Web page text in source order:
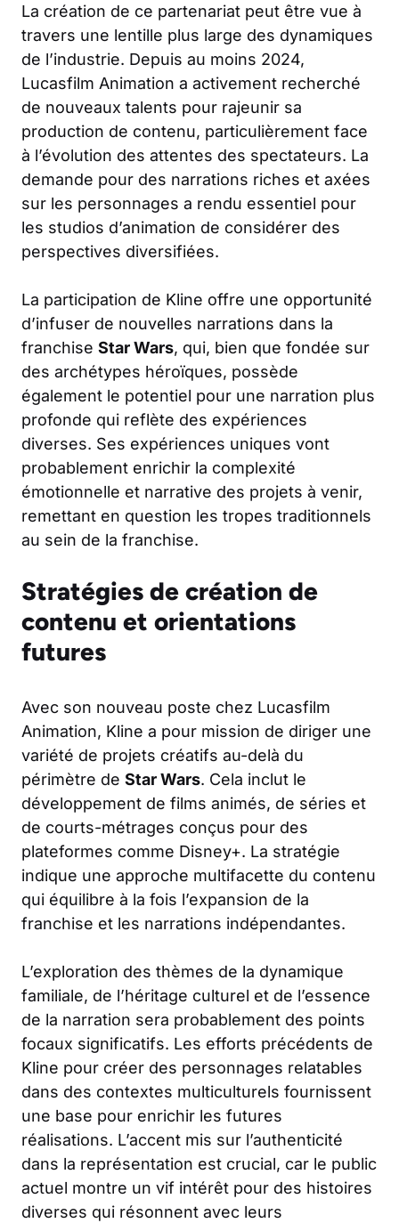
La création de ce partenariat peut être vue à
travers une lentille plus large des dynamiques
de l’industrie. Depuis au moins 2024,
Lucasfilm Animation a activement recherché
de nouveaux talents pour rajeunir sa
production de contenu, particulièrement face
à l’évolution des attentes des spectateurs. La
demande pour des narrations riches et axées
sur les personnages a rendu essentiel pour
les studios d’animation de considérer des
perspectives diversifiées.
La participation de Kline offre une opportunité
d’infuser de nouvelles narrations dans la
franchise Star Wars, qui, bien que fondée sur
des archétypes héroïques, possède
également le potentiel pour une narration plus
profonde qui reflète des expériences
diverses. Ses expériences uniques vont
probablement enrichir la complexité
émotionnelle et narrative des projets à venir,
remettant en question les tropes traditionnels
au sein de la franchise.
Stratégies de création de
contenu et orientations
futures
Avec son nouveau poste chez Lucasfilm
Animation, Kline a pour mission de diriger une
variété de projets créatifs au-delà du
périmètre de Star Wars. Cela inclut le
développement de films animés, de séries et
de courts-métrages conçus pour des
plateformes comme Disney+. La stratégie
indique une approche multifacette du contenu
qui équilibre à la fois l’expansion de la
franchise et les narrations indépendantes.
L’exploration des thèmes de la dynamique
familiale, de l’héritage culturel et de l’essence
de la narration sera probablement des points
focaux significatifs. Les efforts précédents de
Kline pour créer des personnages relatables
dans des contextes multiculturels fournissent
une base pour enrichir les futures
réalisations. L’accent mis sur l’authenticité
dans la représentation est crucial, car le public
actuel montre un vif intérêt pour des histoires
diverses qui résonnent avec leurs